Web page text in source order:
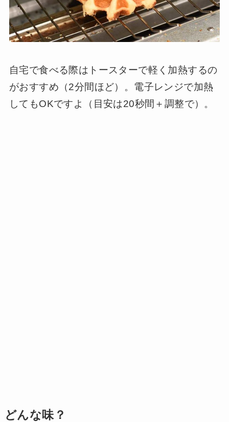
自宅で食べる際はトースターで軽く加熱するの
がおすすめ（2分間ほど）。電子レンジで加熱
してもOKですよ（目安は20秒間＋調整で）。
どんな味？